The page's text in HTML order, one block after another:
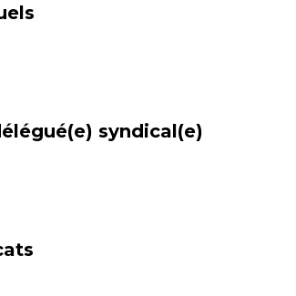
syndical(e)